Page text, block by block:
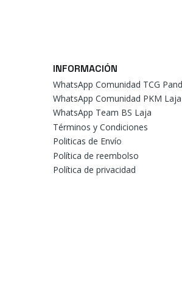
INFORMACIÓN
WhatsApp Comunidad TCG
WhatsApp Comunidad PKM Laja
WhatsApp Team BS Laja
Términos y Condiciones
Politicas de Envío
Política de reembolso
Política de privacidad